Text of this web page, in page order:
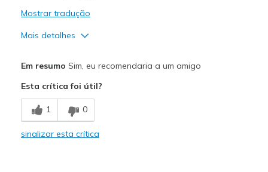
Mostrar tradução
Mais detalhes
Comfortable
Stylish
Em resumo Sim, eu recomendaria a um amigo
Esta crítica foi útil?
1 0
sinalizar esta crítica